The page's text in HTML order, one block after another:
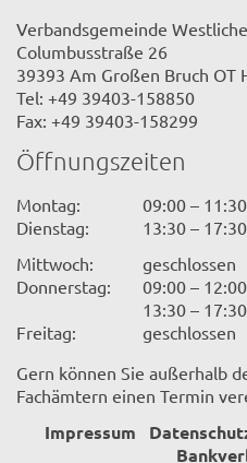
Verbandsgemeinde
Columbusstraße 26
39393 Am Großen Bruch OT
Tel: +49 39403-158850
Fax: +49 39403-158299
Öffnungszeiten
Montag:
09:00 –
Dienstag:
13:30 –
Mittwoch:
geschlossen
Donnerstag:
09:00 –
13:30 –
Freitag:
geschlossen
Gern können Sie außerhalb
Fachämtern einen Termin
Impressum